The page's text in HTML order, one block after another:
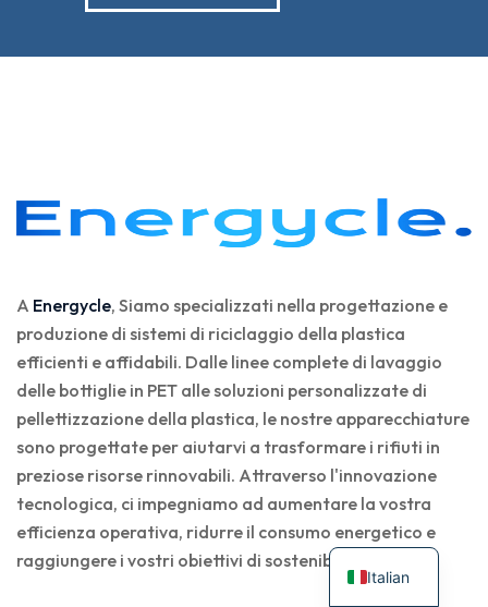
A Energycle, Siamo specializzati nella progettazione e
produzione di sistemi di riciclaggio della plastica
efficienti e affidabili. Dalle linee complete di lavaggio
delle bottiglie in PET alle soluzioni personalizzate di
pellettizzazione della plastica, le nostre apparecchiature
sono progettate per aiutarvi a trasformare i rifiuti in
preziose risorse rinnovabili. Attraverso l'innovazione
tecnologica, ci impegniamo ad aumentare la vostra
efficienza operativa, ridurre il consumo energetico e
raggiungere i vostri obiettivi di sostenibilità.
Italian